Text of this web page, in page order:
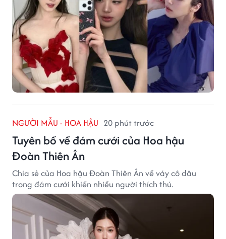
NGƯỜI MẪU - HOA HẬU 20 phút trước
Tuyên bố về đám cưới của Hoa hậu
Đoàn Thiên Ân
Chia sẻ của Hoa hậu Đoàn Thiên Ân về váy cô dâu
trong đám cưới khiến nhiều người thích thú.